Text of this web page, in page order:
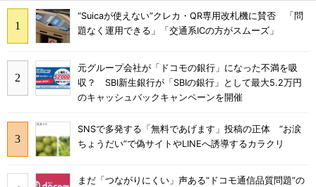
“Suicaが使えない”クレカ・QR専用改札機に賛否 「問
題なく運用できる」「交通系ICの方がスムーズ」
元グループ会社が「ドコモの銀行」になった不満を吸
収？ SBI新生銀行が「SBIの銀行」として最大5.2万円
のキャッシュバックキャンペーンを開催
SNSで多発する「無料であげます」投稿の正体 “お涙
ちょうだい”で偽サイトやLINEへ誘導するカラクリ
まだ「つながりにくい」声ある“ドコモ通信品質問題”の